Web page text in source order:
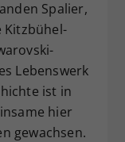
Spalier,
Kitzbühel-
Lebenswerk
ist in
hier
gewachsen.